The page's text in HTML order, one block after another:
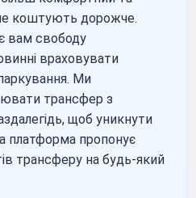
коштують дорожче.
вам свободу
враховувати
Ми
трансфер з
щоб уникнути
платформа пропонує
трансферу на будь-який